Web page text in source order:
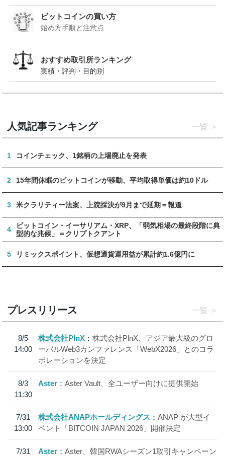
ビットコインの買い方
始め方手順と注意点
おすすめ取引所ランキング
実績・評判・目的別
人気記事ランキング 一覧
1 コインチェック、1銘柄の上場廃止を発表
2 15年間休眠のビットコインが移動、平均取得単価は約10ドル
3 米クラリティー法案、上院採決が9月まで延期＝報道
4
ビットコイン・イーサリアム・XRP、「弱気相場の最終段階に典
型的な兆候」＝クリプトクアント
5 リミックスポイント、仮想通貨運用益が累計約1.6億円に
プレスリリース 一覧
8/5
14:00
株式会社PlnX
株式会社PlnX、アジア最大級のグロ
ーバルWeb3カンファレンス「WebX2026」とのコラ
ボレーションを決定
8/3
11:30
Aster Aster Vault、全ユーザー向けに提供開始
7/31
13:00
株式会社ANAPホールディングス
ANAP が大型イ
ベント「BITCOIN JAPAN 2026」開催決定
7/31
Aster
Aster、韓国RWAシーズン1取引キャンペーン